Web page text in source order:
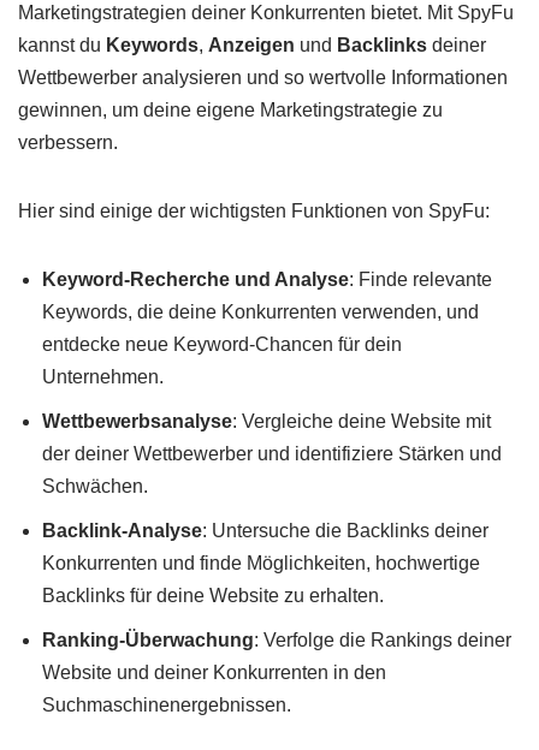
Marketingstrategien deiner Konkurrenten bietet. Mit SpyFu
kannst du Keywords, Anzeigen und Backlinks deiner
Wettbewerber analysieren und so wertvolle Informationen
gewinnen, um deine eigene Marketingstrategie zu
verbessern.
Hier sind einige der wichtigsten Funktionen von SpyFu:
Keyword-Recherche und Analyse: Finde relevante
Keywords, die deine Konkurrenten verwenden, und
entdecke neue Keyword-Chancen für dein
Unternehmen.
Wettbewerbsanalyse: Vergleiche deine Website mit
der deiner Wettbewerber und identifiziere Stärken und
Schwächen.
Backlink-Analyse: Untersuche die Backlinks deiner
Konkurrenten und finde Möglichkeiten, hochwertige
Backlinks für deine Website zu erhalten.
Ranking-Überwachung: Verfolge die Rankings deiner
Website und deiner Konkurrenten in den
Suchmaschinenergebnissen.